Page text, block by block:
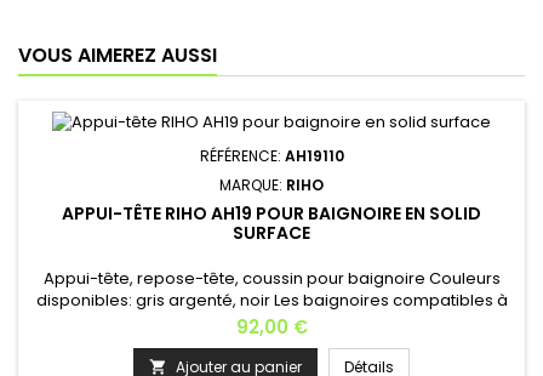
VOUS AIMEREZ AUSSI
RÉFÉRENCE: AH19110
MARQUE: RIHO
APPUI-TÊTE RIHO AH19 POUR BAIGNOIRE EN SOLID
SURFACE
Appui-tête, repose-tête, coussin pour baignoire Couleurs
disponibles: gris argenté, noir Les baignoires compatibles à
l'appui-tête sont les baignoires en solid surface Fabrication
Européenne.
Prix
92,00 €
 Ajouter au panier Détails